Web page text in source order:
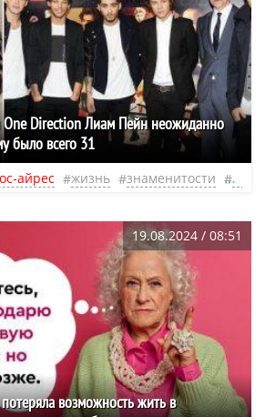
One Direction Лиам Пейн неожиданно
было всего 31
айрес жизнь знаменитости
19.08.2024 / 08:51
возможность жить в